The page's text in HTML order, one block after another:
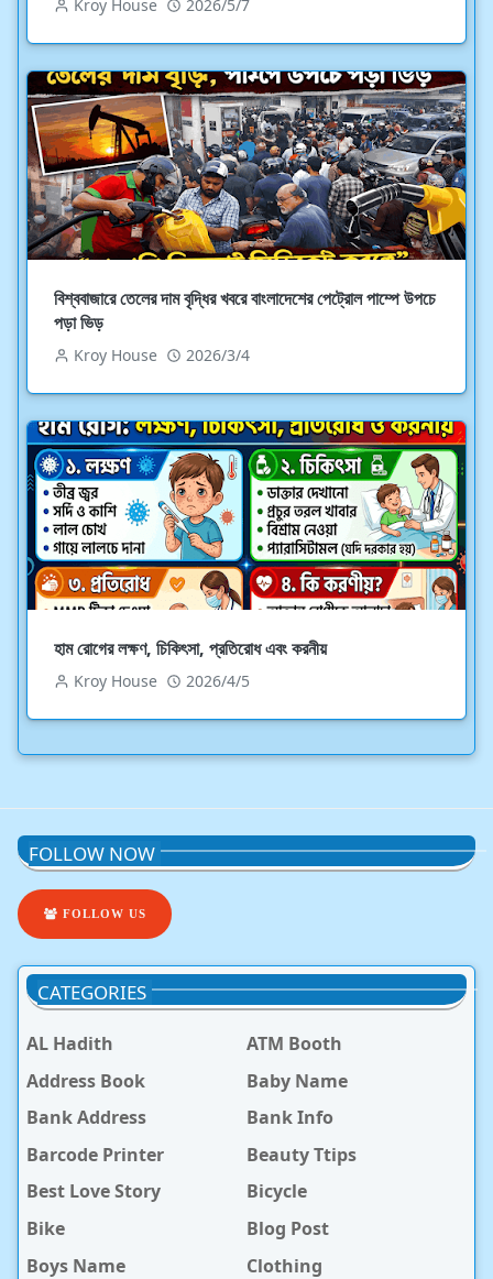
Kroy House 2026/5/7
বিশ্ববাজারে তেলের দাম বৃদ্ধির খবরে বাংলাদেশের পেট্রোল পাম্পে উপচে
পড়া ভিড়
Kroy House 2026/3/4
হাম রোগের লক্ষণ, চিকিৎসা, প্রতিরোধ এবং করনীয়
Kroy House 2026/4/5
FOLLOW NOW
FOLLOW US
CATEGORIES
AL Hadith
ATM Booth
Address Book
Baby Name
Bank Address
Bank Info
Barcode Printer
Beauty Ttips
Best Love Story
Bicycle
Bike
Blog Post
Boys Name
Clothing